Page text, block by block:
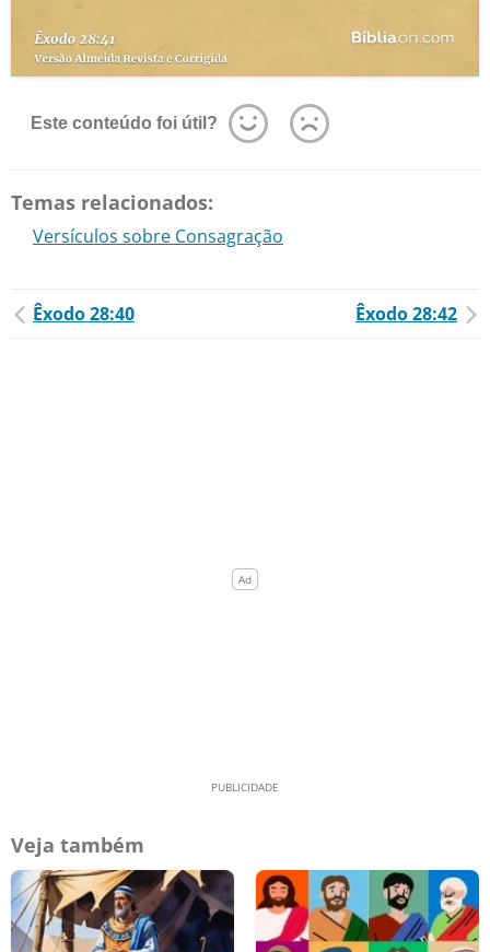
Este conteúdo foi útil?
Temas relacionados:
Versículos sobre Consagração
Êxodo 28:40 Êxodo 28:42
Veja também